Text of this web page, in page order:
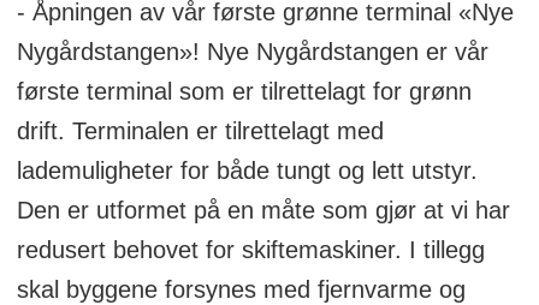
- Åpningen av vår første grønne terminal «Nye
Nygårdstangen»! Nye Nygårdstangen er vår
første terminal som er tilrettelagt for grønn
drift. Terminalen er tilrettelagt med
lademuligheter for både tungt og lett utstyr.
Den er utformet på en måte som gjør at vi har
redusert behovet for skiftemaskiner. I tillegg
skal byggene forsynes med fjernvarme og